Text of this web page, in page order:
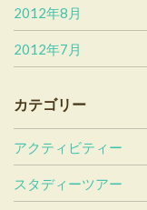
2012年8月
2012年7月
カテゴリー
アクティビティー
スタディーツアー